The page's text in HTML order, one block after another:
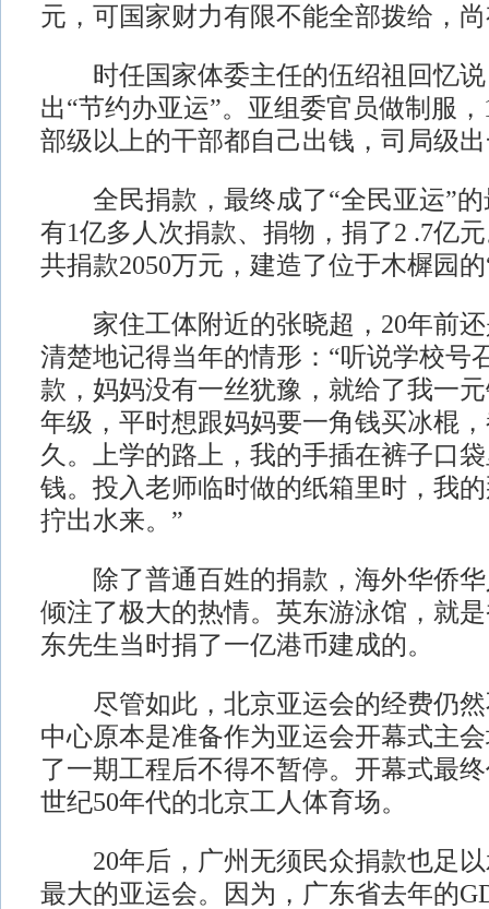
元，可国家财力有限不能全部拨给，
时任国家体委主任的伍绍祖回忆说
出“节约办亚运”。亚组委官员做制服
部级以上的干部都自己出钱，司局级
全民捐款，最终成了“全民亚运”的
有1亿多人次捐款、捐物，捐了2 .7亿
共捐款2050万元，建造了位于木樨园
家住工体附近的张晓超，20年前还
清楚地记得当年的情形：“听说学校号
款，妈妈没有一丝犹豫，就给了我一
年级，平时想跟妈妈要一角钱买冰棍
久。上学的路上，我的手插在裤子口
钱。投入老师临时做的纸箱里时，我
拧出水来。”
除了普通百姓的捐款，海外华侨华
倾注了极大的热情。英东游泳馆，就
东先生当时捐了一亿港币建成的。
尽管如此，北京亚运会的经费仍然
中心原本是准备作为亚运会开幕式主
了一期工程后不得不暂停。开幕式最
世纪50年代的北京工人体育场。
20年后，广州无须民众捐款也足以
最大的亚运会。因为，广东省去年的